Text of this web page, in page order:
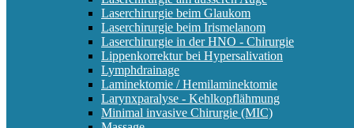
Laserchirurgie beim Glaukom
Laserchirurgie beim Irismelanom
Laserchirurgie in der HNO - Chirurgie
Lippenkorrektur bei Hypersalivation
Lymphdrainage
Laminektomie / Hemilaminektomie
Larynxparalyse - Kehlkopflähmung
Minimal invasive Chirurgie (MIC)